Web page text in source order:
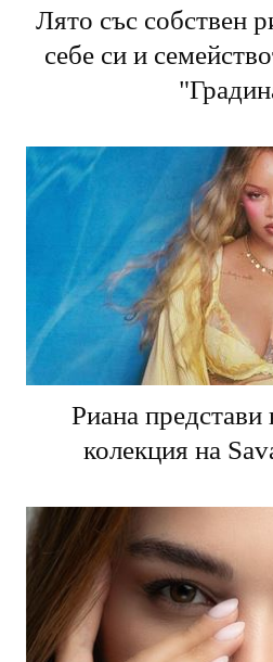
Лято със собствен
себе си и
Риана представи
колекция на